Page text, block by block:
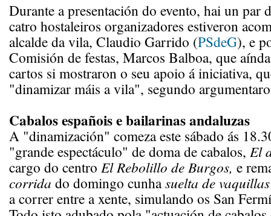
Durante a presentación do evento, hai un par
catro hostaleiros organizadores estiveron
alcalde da vila, Claudio Garrido (PSdeG), e
Comisión de festas, Marcos Balboa, que
cartos si mostraron o seu apoio á iniciativa,
"dinamizar máis a vila", segundo
Cabalos españois e bailarinas andaluzas
A "dinamización" comeza este sábado ás
"grande espectáculo" de doma de cabalos, El
cargo do centro El Rebolillo de Burgos, e
corrida do domingo cunhasuelta de
a correr entre a xente, simulando os San